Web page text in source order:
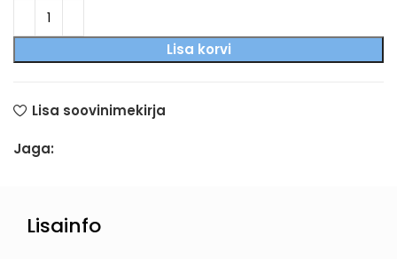
Lisa korvi
Lisa soovinimekirja
Jaga:
Lisainfo